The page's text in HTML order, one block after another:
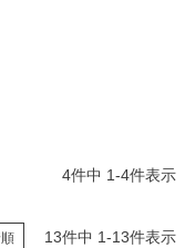
4件中 1-4件表示
13件中 1-13件表示